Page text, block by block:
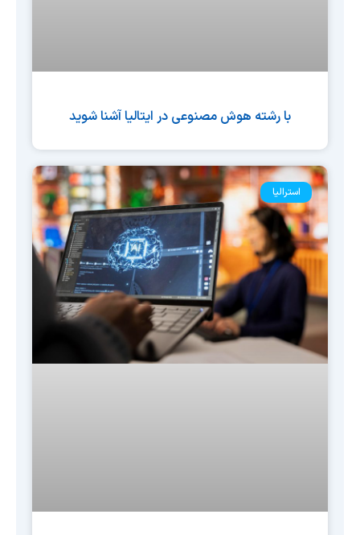
با رشته هوش مصنوعی در ایتالیا آشنا شوید
استرالیا